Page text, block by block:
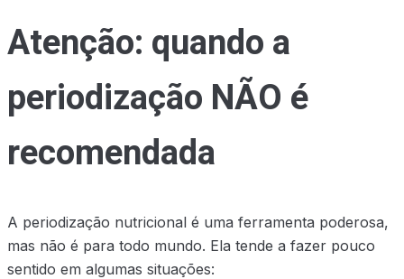
Atenção: quando a
periodização NÃO é
recomendada
A periodização nutricional é uma ferramenta poderosa,
mas não é para todo mundo. Ela tende a fazer pouco
sentido em algumas situações: